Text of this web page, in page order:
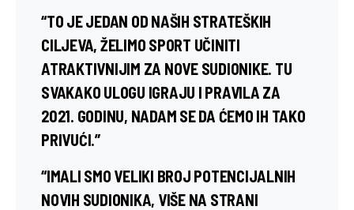
“TO JE JEDAN OD NAŠIH STRATEŠKIH
CILJEVA, ŽELIMO SPORT UČINITI
ATRAKTIVNIJIM ZA NOVE SUDIONIKE. TU
SVAKAKO ULOGU IGRAJU I PRAVILA ZA
2021. GODINU, NADAM SE DA ĆEMO IH TAKO
PRIVUĆI.”
“IMALI SMO VELIKI BROJ POTENCIJALNIH
NOVIH SUDIONIKA, VIŠE NA STRANI